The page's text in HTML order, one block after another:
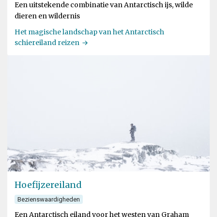
Een uitstekende combinatie van Antarctisch ijs, wilde
dieren en wildernis
Het magische landschap van het Antarctisch
schiereiland reizen
Hoefijzereiland
Bezienswaardigheden
Een Antarctisch eiland voor het westen van Graham